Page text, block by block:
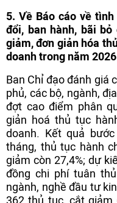
5. Về Báo cáo về
đổi, ban hành, bãi
giảm, đơn giản hóa
doanh trong năm 2026
Ban Chỉ đạo đánh giá
phủ, các bộ, ngành,
đợt cao điểm phân
giản hoá thủ tục
doanh. Kết quả
tháng, thủ tục hành
giảm còn 27,4%; dự
đồng chi phí tuân
ngành, nghề đầu tư
362 thủ tục, cắt